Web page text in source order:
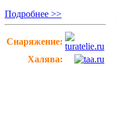
Подробнее >>
Снаряжение:
Халява: